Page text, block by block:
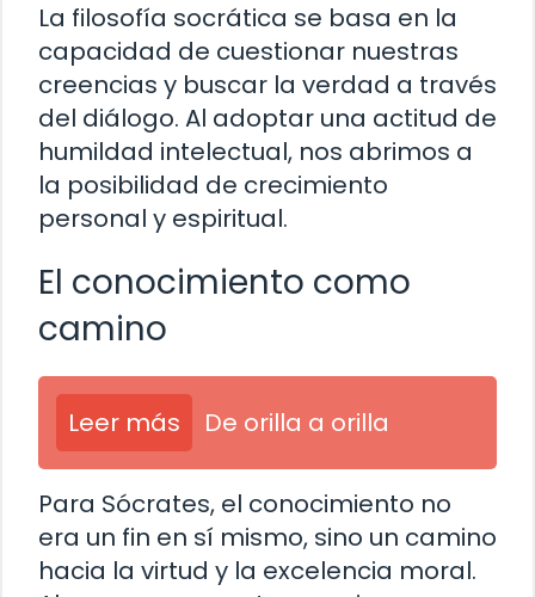
La filosofía socrática se basa en la
capacidad de cuestionar nuestras
creencias y buscar la verdad a través
del diálogo. Al adoptar una actitud de
humildad intelectual, nos abrimos a
la posibilidad de crecimiento
personal y espiritual.
El conocimiento como
camino
Leer más De orilla a orilla
Para Sócrates, el conocimiento no
era un fin en sí mismo, sino un camino
hacia la virtud y la excelencia moral.